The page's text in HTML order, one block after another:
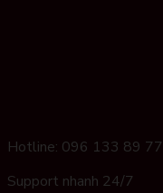
Hotline: 096 133 89 77
Support nhanh 24/7